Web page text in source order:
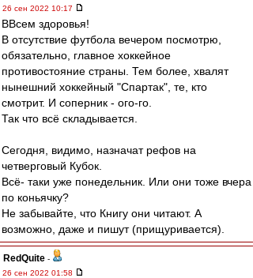
26 сен 2022 10:17
ВВсем здоровья!
В отсутствие футбола вечером посмотрю,
обязательно, главное хоккейное
противостояние страны. Тем более, хвалят
нынешний хоккейный "Спартак", те, кто
смотрит. И соперник - ого-го.
Так что всё складывается.
Сегодня, видимо, назначат рефов на
четверговый Кубок.
Всё- таки уже понедельник. Или они тоже вчера
по коньячку?
Не забывайте, что Книгу они читают. А
возможно, даже и пишут (прищуривается).
RedQuite -
26 сен 2022 01:58